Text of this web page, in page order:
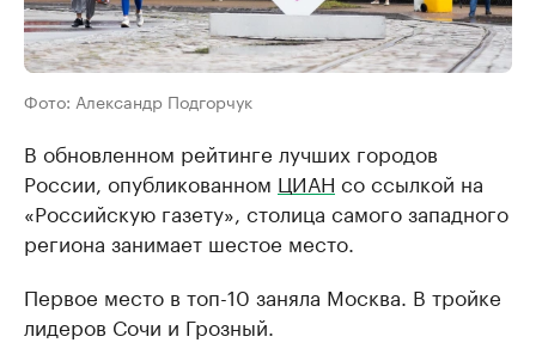
Фото: Александр Подгорчук
В обновленном рейтинге лучших городов
России, опубликованном ЦИАН со ссылкой на
«Российскую газету», столица самого западного
региона занимает шестое место.
Первое место в топ-10 заняла Москва. В тройке
лидеров Сочи и Грозный.